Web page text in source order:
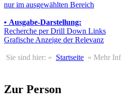
nur im ausgewählten Bereich
• Ausgabe-Darstellung:
Recherche per Drill Down Links
Grafische Anzeige der Relevanz
Sie sind hier: » Startseite » Mehr
Zur Person